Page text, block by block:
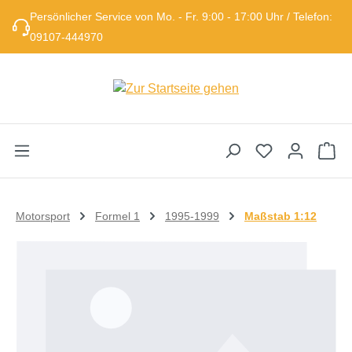
Zum Hauptinhalt springen
Persönlicher Service von Mo. - Fr. 9:00 - 17:00 Uhr / Telefon:
09107-444970
Motorsport Formel 1 1995-1999 Maßstab 1:12